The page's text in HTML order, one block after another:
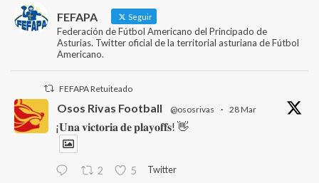
FEFAPA Seguir
Federación de Fútbol Americano del Principado de
Asturias. Twitter oficial de la territorial asturiana de Fútbol
Americano.
FEFAPA Retuiteado
Osos Rivas Football @ososrivas · 28 Mar
¡𝐔𝐧𝐚 𝐯𝐢𝐜𝐭𝐨𝐫𝐢𝐚 𝐝𝐞 𝐩𝐥𝐚𝐲𝐨𝐟𝐟𝐬! 👋
2 5 Twitter